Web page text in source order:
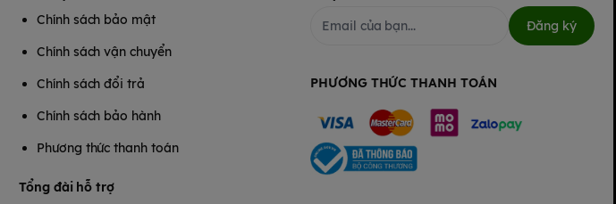
Chính sách bảo mật
Chính sách vận chuyển
Chính sách đổi trả
Chính sách bảo hành
Phương thức thanh toán
Tổng đài hỗ trợ
Đăng ký
PHƯƠNG THỨC THANH TOÁN